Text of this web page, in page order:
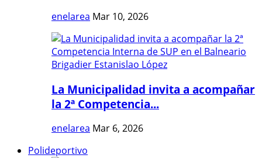
enelarea Mar 10, 2026
La Municipalidad invita a acompañar
la 2ª Competencia...
enelarea Mar 6, 2026
Polideportivo